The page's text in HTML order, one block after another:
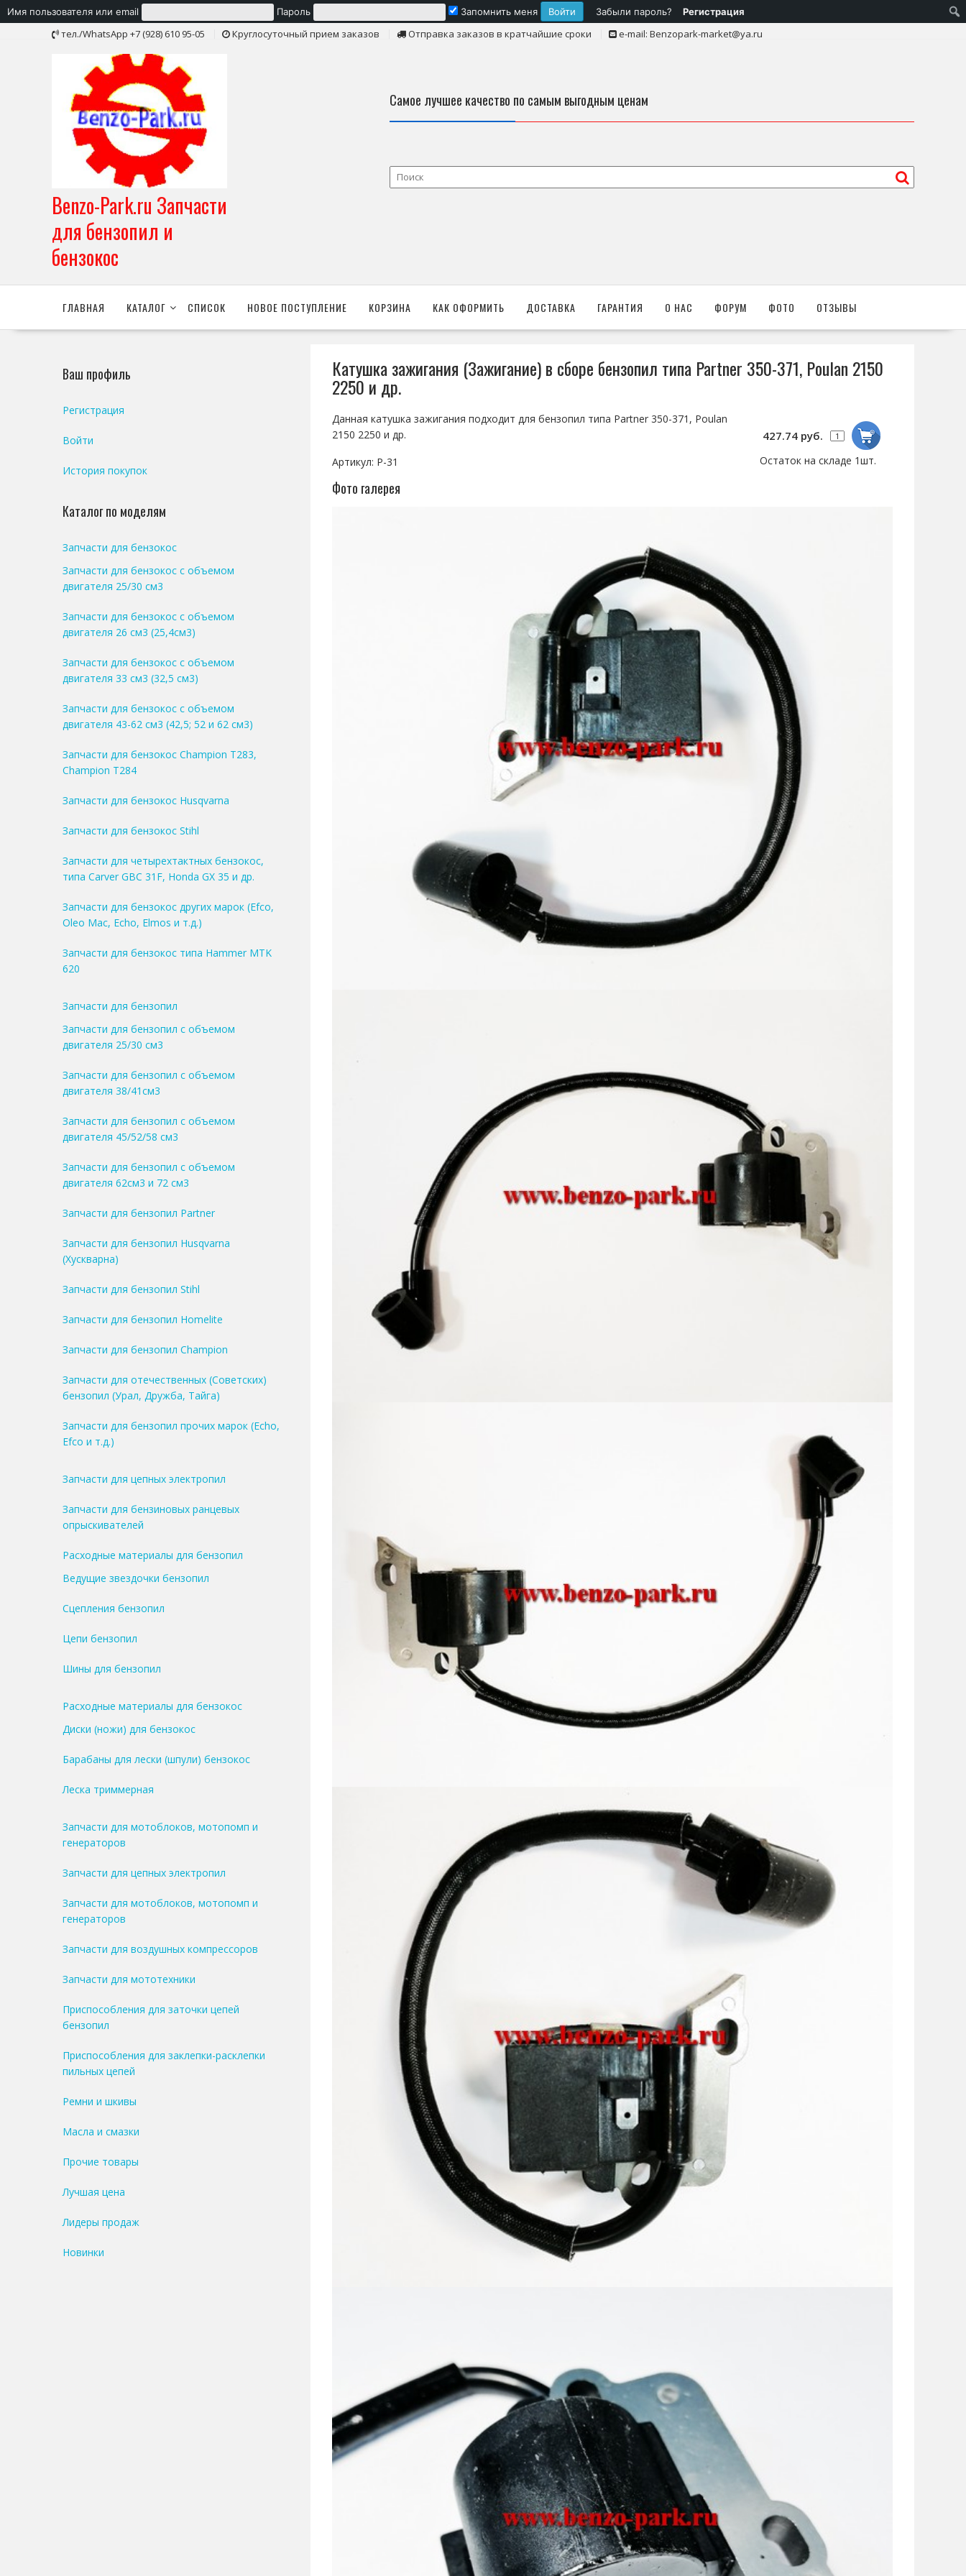
Имя пользователя или email Пароль Запомнить меня Забыли пароль? Регистрация
тел./WhatsApp +7 (928) 610 95-05 Круглосуточный прием заказов Отправка заказов в кратчайшие сроки e-mail: Benzopark-market@ya.ru
Benzo-Park.ru Запчасти
для бензопил и
бензокос
Самое лучшее качество по самым выгодным ценам
ГЛАВНАЯ КАТАЛОГ СПИСОК НОВОЕ ПОСТУПЛЕНИЕ КОРЗИНА КАК ОФОРМИТЬ ДОСТАВКА ГАРАНТИЯ О НАС ФОРУМ ФОТО ОТЗЫВЫ
Катушка зажигания (Зажигание) в сборе бензопил типа Partner 350-371, Poulan 2150
2250 и др.
427.74 руб.
Остаток на складе 1шт.
Данная катушка зажигания подходит для бензопил типа Partner 350-371, Poulan
2150 2250 и др.
Артикул: P-31
Фото галерея
Ваш профиль
Регистрация
Войти
История покупок
Каталог по моделям
Запчасти для бензокос
Запчасти для бензокос с объемом
двигателя 25/30 см3
Запчасти для бензокос с объемом
двигателя 26 см3 (25,4см3)
Запчасти для бензокос с объемом
двигателя 33 см3 (32,5 см3)
Запчасти для бензокос с объемом
двигателя 43-62 см3 (42,5; 52 и 62 см3)
Запчасти для бензокос Champion T283,
Champion T284
Запчасти для бензокос Husqvarna
Запчасти для бензокос Stihl
Запчасти для четырехтактных бензокос,
типа Carver GBC 31F, Honda GX 35 и др.
Запчасти для бензокос других марок (Efco,
Oleo Mac, Echo, Elmos и т.д.)
Запчасти для бензокос типа Hammer MTK
620
Запчасти для бензопил
Запчасти для бензопил с объемом
двигателя 25/30 см3
Запчасти для бензопил с объемом
двигателя 38/41см3
Запчасти для бензопил с объемом
двигателя 45/52/58 см3
Запчасти для бензопил с объемом
двигателя 62см3 и 72 см3
Запчасти для бензопил Partner
Запчасти для бензопил Husqvarna
(Хускварна)
Запчасти для бензопил Stihl
Запчасти для бензопил Homelite
Запчасти для бензопил Champion
Запчасти для отечественных (Советских)
бензопил (Урал, Дружба, Тайга)
Запчасти для бензопил прочих марок (Echo,
Efco и т.д.)
Запчасти для цепных электропил
Запчасти для бензиновых ранцевых
опрыскивателей
Расходные материалы для бензопил
Ведущие звездочки бензопил
Сцепления бензопил
Цепи бензопил
Шины для бензопил
Расходные материалы для бензокос
Диски (ножи) для бензокос
Барабаны для лески (шпули) бензокос
Леска триммерная
Запчасти для мотоблоков, мотопомп и
генераторов
Запчасти для цепных электропил
Запчасти для мотоблоков, мотопомп и
генераторов
Запчасти для воздушных компрессоров
Запчасти для мототехники
Приспособления для заточки цепей
бензопил
Приспособления для заклепки-расклепки
пильных цепей
Ремни и шкивы
Масла и смазки
Прочие товары
Лучшая цена
Лидеры продаж
Новинки